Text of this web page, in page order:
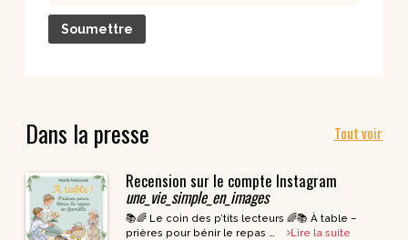
Dans la presse Tout voir
Recension sur le compte Instagram
une_vie_simple_en_images
📚🌈 Le coin des p’tits lecteurs 🌈📚 À table –
prières pour bénir le repas …
Lire la suite